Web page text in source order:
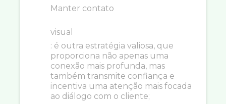
Manter contato
visual
: é outra estratégia valiosa, que
proporciona não apenas uma
conexão mais profunda, mas
também transmite confiança e
incentiva uma atenção mais focada
ao diálogo com o cliente;